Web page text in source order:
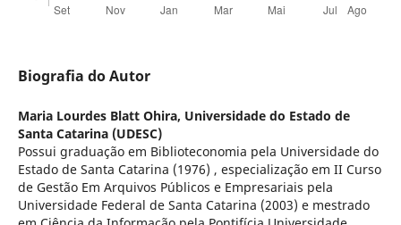
Biografia do Autor
Maria Lourdes Blatt Ohira, Universidade do Estado de
Santa Catarina (UDESC)
Possui graduação em Biblioteconomia pela Universidade do
Estado de Santa Catarina (1976) , especialização em II Curso
de Gestão Em Arquivos Públicos e Empresariais pela
Universidade Federal de Santa Catarina (2003) e mestrado